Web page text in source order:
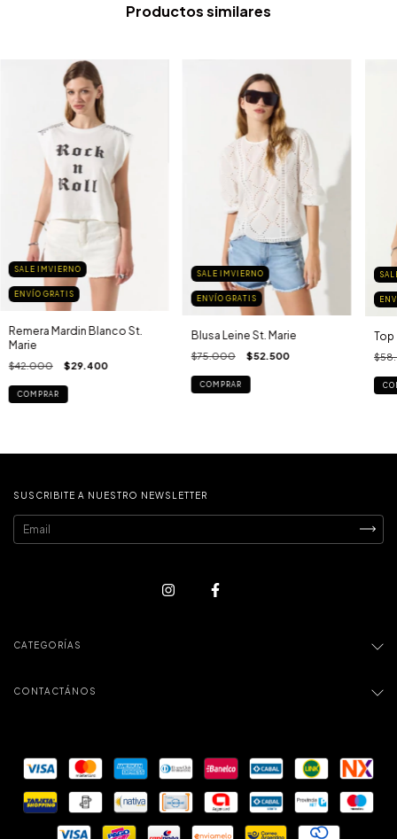
Productos similares
SALE IMVIERNO
ENVÍO GRATIS
Remera Mardin Blanco St.
Marie
$42.000 $29.400
COMPRAR
SALE IMVIERNO
ENVÍO GRATIS
Blusa Leine St. Marie
$75.000 $52.500
COMPRAR
Top
SUSCRIBITE A NUESTRO NEWSLETTER
CATEGORÍAS
CONTACTÁNOS